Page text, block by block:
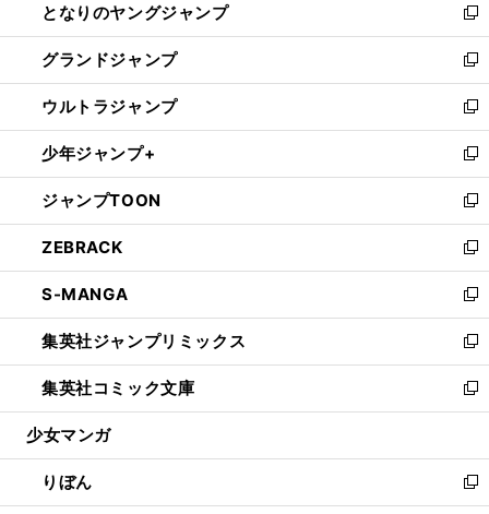
く
ド
ウ
で
開
く
ィ
ン
ド
ウ
で
開
く
い
ウ
ィ
ン
ド
ウ
で
開
く
となりのヤングジャンプ
新
し
い
ウ
ィ
ン
ド
ウ
で
開
く
グランドジャンプ
新
し
い
ウ
ィ
ン
ド
ウ
で
開
く
ウルトラジャンプ
新
し
い
ウ
ィ
ン
ド
ウ
で
開
く
少年ジャンプ+
新
し
い
ウ
ィ
ン
ド
ウ
で
開
く
ジャンプTOON
新
し
い
ウ
ィ
ン
ド
ウ
で
開
ZEBRACK
新
し
い
ウ
ィ
ン
ド
ウ
開
く
S-MANGA
新
し
い
ウ
ィ
ン
ウ
で
開
集英社ジャンプリミックス
新
し
い
ウ
ン
ド
ウ
集英社コミック文庫
新
し
ウ
ィ
ン
少女マンガ
りぼん
新
し